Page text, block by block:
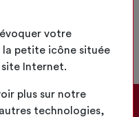
votre
petite icône située
Internet.
plus sur notre
technologies,